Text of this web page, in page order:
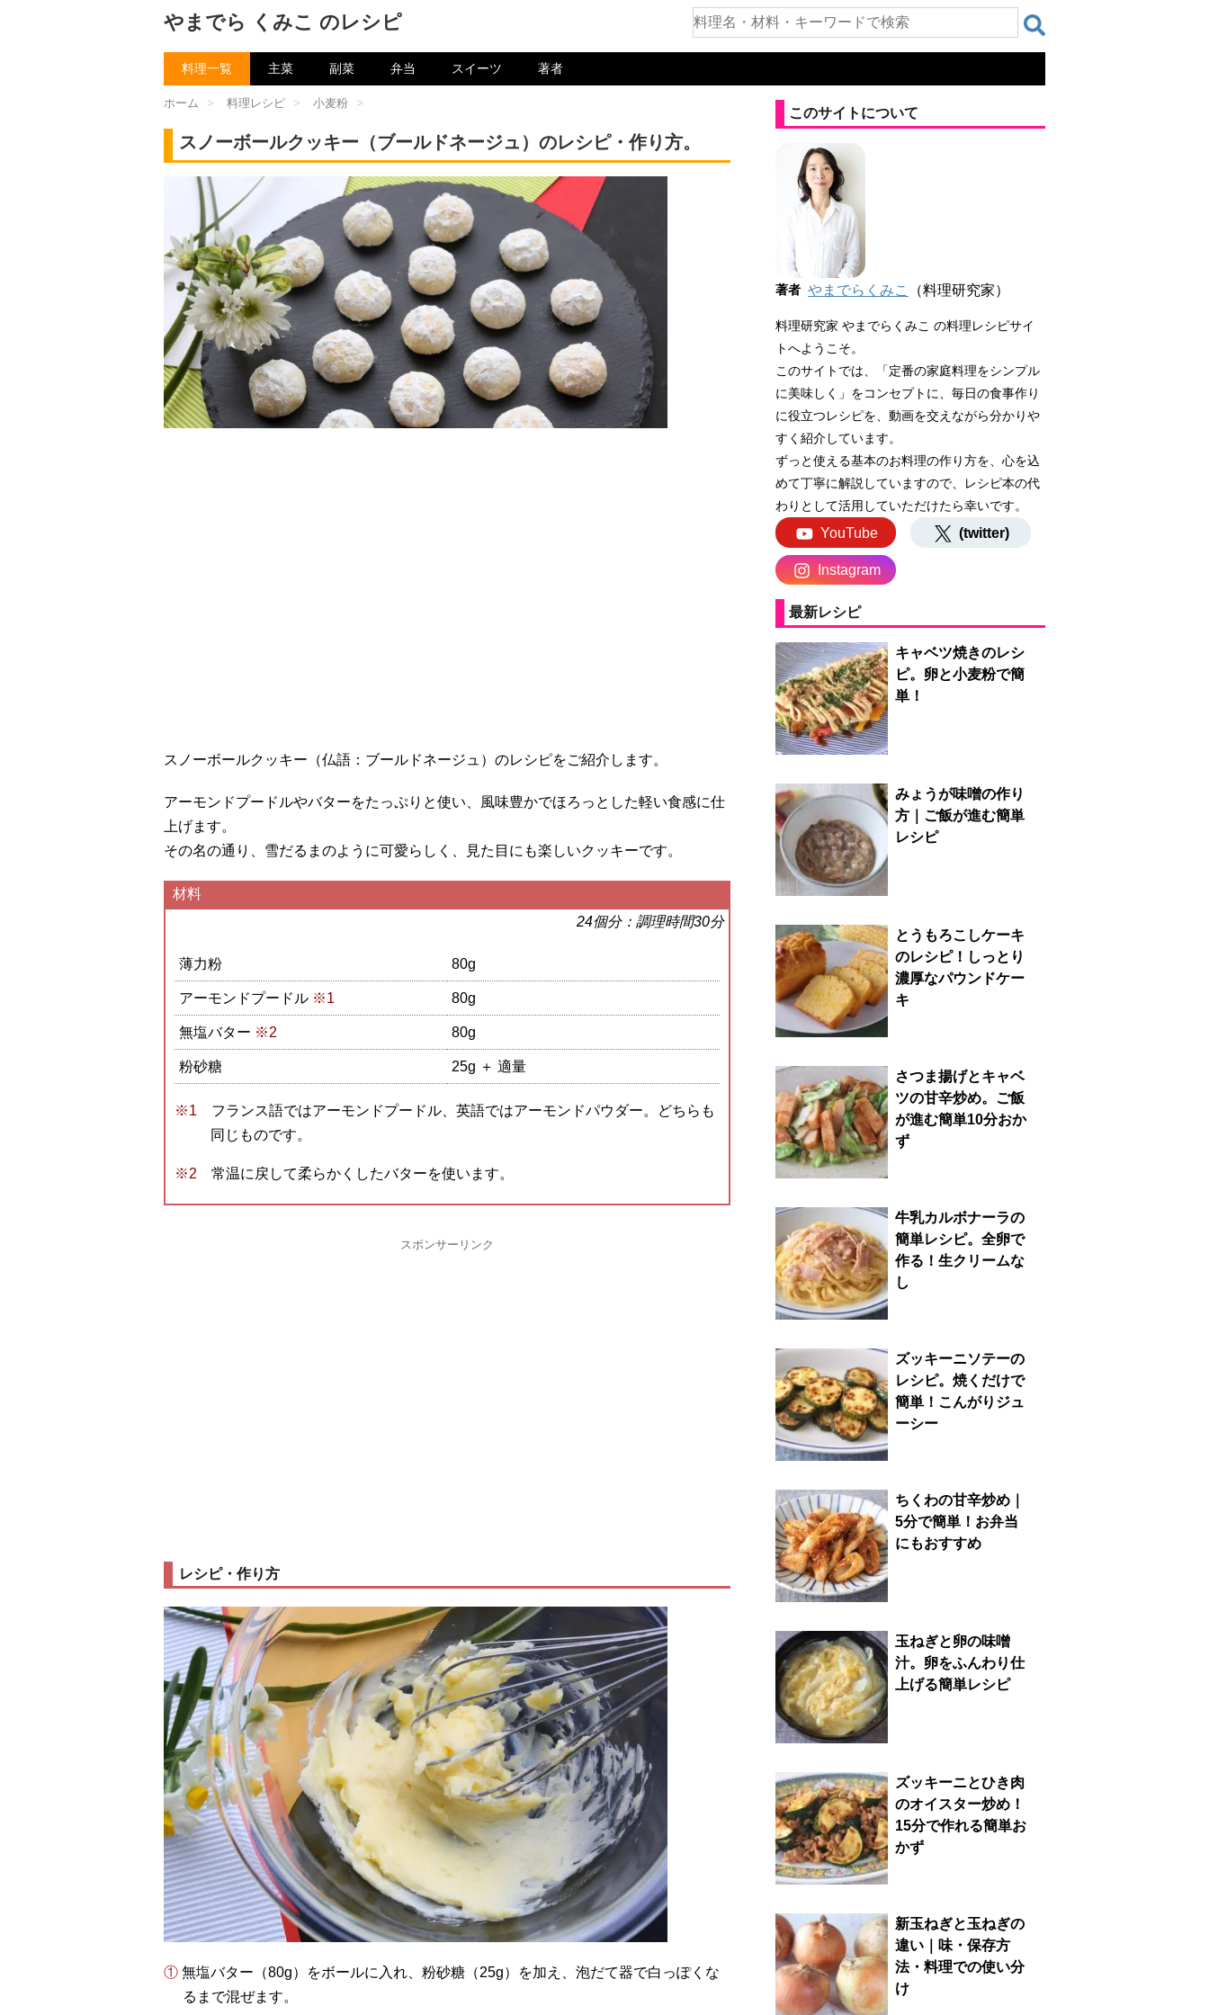
やまでら くみこ のレシピ
料理一覧 主菜 副菜 弁当 スイーツ 著者
ホーム > 料理レシピ > 小麦粉 >
スノーボールクッキー（ブールドネージュ）のレシピ・作り方。
スノーボールクッキー（仏語：ブールドネージュ）のレシピをご紹介します。
アーモンドプードルやバターをたっぷりと使い、風味豊かでほろっとした軽い食感に仕
上げます。
その名の通り、雪だるまのように可愛らしく、見た目にも楽しいクッキーです。
材料
24個分：調理時間30分
薄力粉 80g
アーモンドプードル ※1 80g
無塩バター ※2 80g
粉砂糖 25g ＋ 適量
フランス語ではアーモンドプードル、英語ではアーモンドパウダー。どちらも
同じものです。
常温に戻して柔らかくしたバターを使います。
スポンサーリンク
レシピ・作り方
① 無塩バター（80g）をボールに入れ、粉砂糖（25g）を加え、泡だて器で白っぽくな
るまで混ぜます。
このサイトについて
著者 やまでらくみこ （料理研究家）
料理研究家 やまでらくみこ の料理レシピサイ
トへようこそ。
このサイトでは、「定番の家庭料理をシンプル
に美味しく」をコンセプトに、毎日の食事作り
に役立つレシピを、動画を交えながら分かりや
すく紹介しています。
ずっと使える基本のお料理の作り方を、心を込
めて丁寧に解説していますので、レシピ本の代
わりとして活用していただけたら幸いです。
YouTube (twitter)
Instagram
最新レシピ
キャベツ焼きのレシ
ピ。卵と小麦粉で簡
単！
みょうが味噌の作り
方｜ご飯が進む簡単
レシピ
とうもろこしケーキ
のレシピ！しっとり
濃厚なパウンドケー
キ
さつま揚げとキャベ
ツの甘辛炒め。ご飯
が進む簡単10分おか
ず
牛乳カルボナーラの
簡単レシピ。全卵で
作る！生クリームな
し
ズッキーニソテーの
レシピ。焼くだけで
簡単！こんがりジュ
ーシー
ちくわの甘辛炒め｜
5分で簡単！お弁当
にもおすすめ
玉ねぎと卵の味噌
汁。卵をふんわり仕
上げる簡単レシピ
ズッキーニとひき肉
のオイスター炒め！
15分で作れる簡単お
かず
新玉ねぎと玉ねぎの
違い｜味・保存方
法・料理での使い分
け